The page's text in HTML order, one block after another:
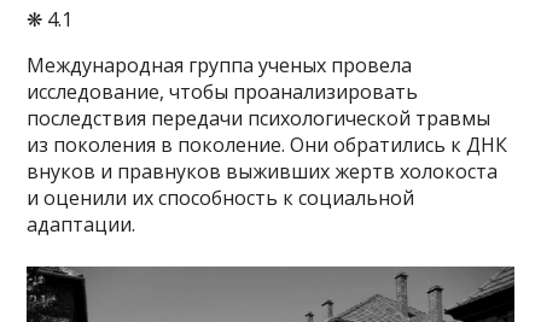
❋ 4.1
Международная группа ученых провела
исследование, чтобы проанализировать
последствия передачи психологической травмы
из поколения в поколение. Они обратились к ДНК
внуков и правнуков выживших жертв холокоста
и оценили их способность к социальной
адаптации.